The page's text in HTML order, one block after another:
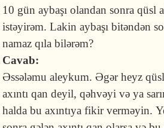
10 gün aybaşı olandan sonra qüsl
istəyirəm. Lakin aybaşı bitəndən
namaz qıla bilərəm?
Cavab:
Əssələmu aleykum. Əgər heyz
axıntı qan deyil, qəhvəyi və ya
halda bu axıntıya fikir verməyin.